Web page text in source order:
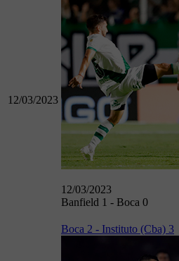
12/03/2023
12/03/2023
Banfield 1 - Boca 0
Boca 2 - Instituto (Cba) 3